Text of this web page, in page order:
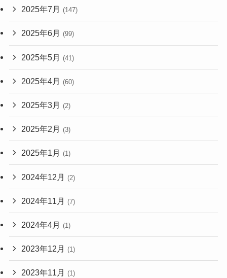
2025年7月 (147)
2025年6月 (99)
2025年5月 (41)
2025年4月 (60)
2025年3月 (2)
2025年2月 (3)
2025年1月 (1)
2024年12月 (2)
2024年11月 (7)
2024年4月 (1)
2023年12月 (1)
2023年11月 (1)